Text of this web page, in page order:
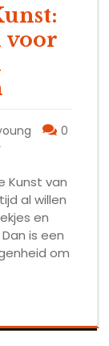
voor
0
Kunst van
al willen
en
is een
om